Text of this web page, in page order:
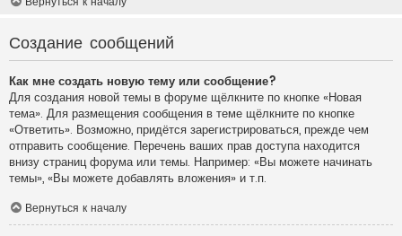
Создание сообщений
Как мне создать новую тему или сообщение?
Для создания новой темы в форуме щёлкните по кнопке «Новая
тема». Для размещения сообщения в теме щёлкните по кнопке
«Ответить». Возможно, придётся зарегистрироваться, прежде чем
отправить сообщение. Перечень ваших прав доступа находится
внизу страниц форума или темы. Например: «Вы можете начинать
темы», «Вы можете добавлять вложения» и т.п.
Вернуться к началу